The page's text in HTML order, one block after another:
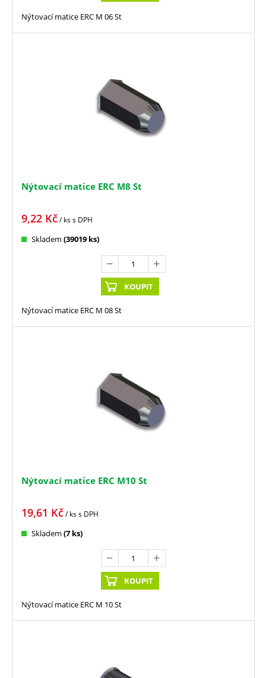
Nýtovací matice ERC M 06 St
Nýtovací matice ERC M8 St
9,22 Kč/ kss DPH
Skladem (39019 ks)
KOUPIT
Nýtovací matice ERC M 08 St
Nýtovací matice ERC M10 St
19,61 Kč/ kss DPH
Skladem (7 ks)
KOUPIT
Nýtovací matice ERC M 10 St